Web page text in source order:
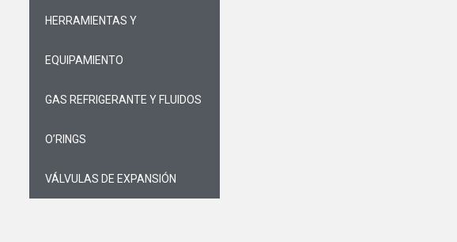
HERRAMIENTAS Y
EQUIPAMIENTO
GAS REFRIGERANTE Y FLUIDOS
O’RINGS
VÁLVULAS DE EXPANSIÓN